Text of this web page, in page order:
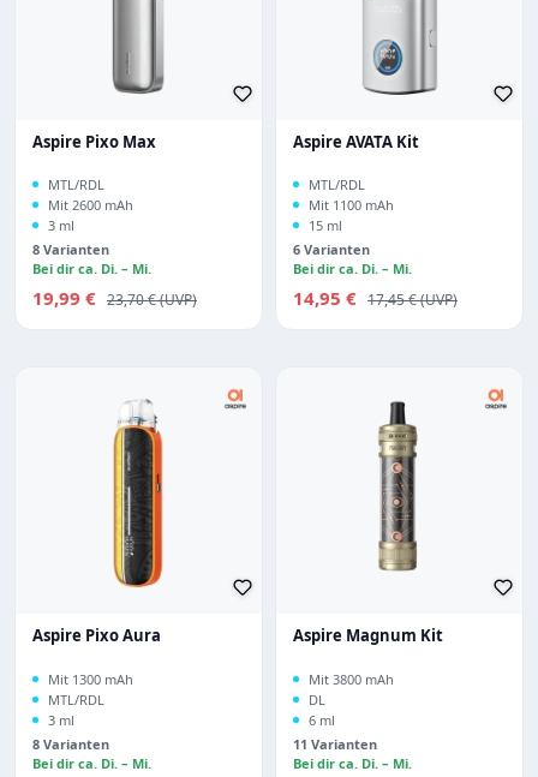
Aspire Pixo Max
MTL/RDL
Mit 2600 mAh
3 ml
8 Varianten
Bei dir ca. Di. – Mi.
Verkaufspreis:
19,99 € Regulärer Preis:
23,70 €
Aspire AVATA Kit
MTL/RDL
Mit 1100 mAh
15 ml
6 Varianten
Bei dir ca. Di. – Mi.
Verkaufspreis:
14,95 € Regulärer Preis:
17,45 €
Aspire Pixo Aura
Mit 1300 mAh
MTL/RDL
3 ml
8 Varianten
Bei dir ca. Di. – Mi.
Aspire Magnum Kit
Mit 3800 mAh
DL
6 ml
11 Varianten
Bei dir ca. Di. – Mi.